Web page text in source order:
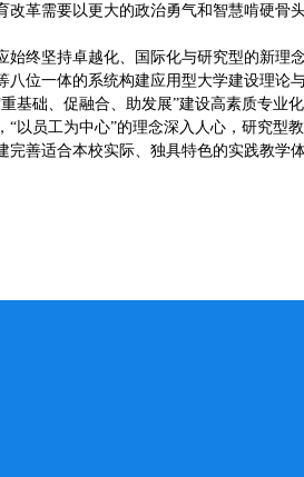
革需要以更大的政治勇气和智慧啃硬骨
始终坚持卓越化、国际化与研究型的新
位一体的系统构建应用型大学建设理论与
基础、促融合、助发展”建设高素质专业
以员工为中心”的理念深入人心，研究
善适合本校实际、独具特色的实践教学体